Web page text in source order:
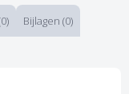
Bijlagen (0)